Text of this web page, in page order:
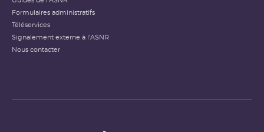
Formulaires administratifs
Téléservices
Signalement externe à l'ASNR
Nous contacter